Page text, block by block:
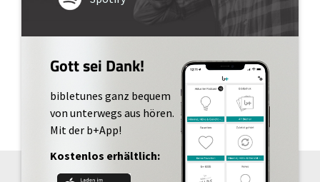
Gott sei Dank!
bibletunes ganz bequem
von unterwegs aus hören.
Mit der b+App!
Kostenlos erhältlich: